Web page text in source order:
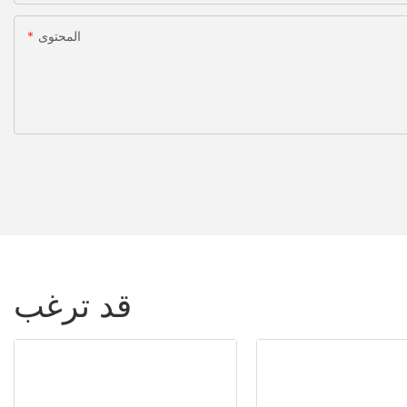
المحتوى
قد ترغب